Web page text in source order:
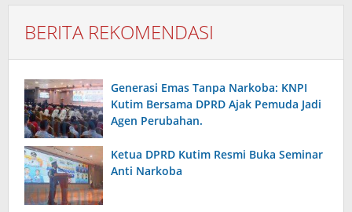
BERITA REKOMENDASI
Generasi Emas Tanpa Narkoba: KNPI
Kutim Bersama DPRD Ajak Pemuda Jadi
Agen Perubahan.
Ketua DPRD Kutim Resmi Buka Seminar
Anti Narkoba